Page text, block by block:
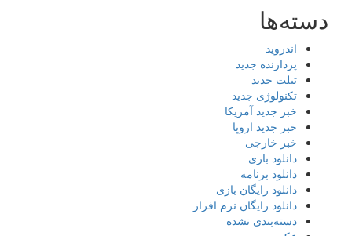
دسته‌ها
اندروید
پردازنده جدید
تبلت جدید
تکنولوژی جدید
خبر جدید آمریکا
خبر جدید اروپا
خبر خارجی
دانلود بازی
دانلود برنامه
دانلود رایگان بازی
دانلود رایگان نرم افراز
دسته‌بندی نشده